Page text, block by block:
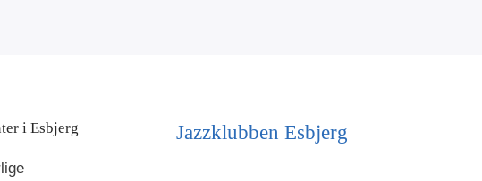
i Esbjerg Jazzklubben Esbjerg